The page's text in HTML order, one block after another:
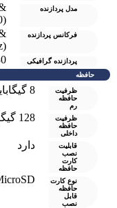
مدل پردازنده
فرکانس پردازنده
پردازنده گرافیکی
حافظه
ظرفیت
حافظه
رم
ظرفیت
حافظه
داخلی
128 گیگابایت
قابلیت
نصب
کارت
حافظه
دارد
نوع کارت
حافظه
قابل
نصب
MicroSD